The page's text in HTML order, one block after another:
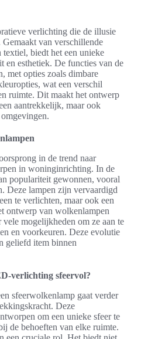
verlichting die de illusie
van verschillende
textiel, biedt het een unieke
en esthetiek. De functies van de
met opties zoals dimbare
wat een verschil
ruimte. Dit maakt het ontwerp
aantrekkelijk, maar ook
in de trend naar
in woninginrichting. In de
populariteit gewonnen, vooral
Deze lampen zijn vervaardigd
te verlichten, maar ook een
ontwerp van wolkenlampen
mogelijkheden om ze aan te
en voorkeuren. Deze evolutie
geliefd item binnen
verlichting sfeervol?
sfeerwolkenlamp gaat verder
Deze
om een unieke sfeer te
de behoeften van elke ruimte.